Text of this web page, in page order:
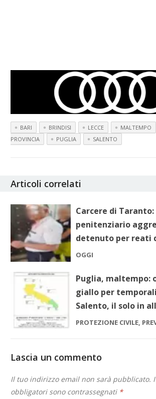
BARI BRINDISI LECCE MALTEMPO
PROVINCIA
PUGLIA SALENTO
Articoli correlati
Carcere di
penitenziario
detenuto per reati
OGGI
Puglia, maltempo:
giallo per
Salento, il solo in
PROTEZIONE CIVILE,
Lascia un commento
Il tuo indirizzo email non sarà pubblicato.
obbligatori sono contrassegnati *